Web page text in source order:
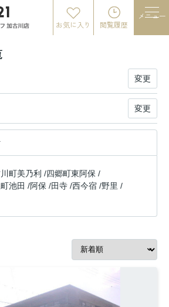
お気に入り 閲覧履歴
メニュー
変更
変更
町美乃利 /四郷町東阿保 /
池田 /阿保 /田寺 /西今宿 /野里 /